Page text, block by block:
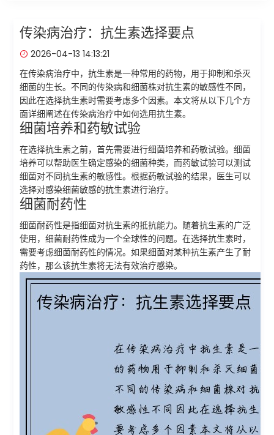
传染病治疗：抗生素选择要点
2026-04-13 14:13:21
在传染病治疗中，抗生素是一种常用的药物，用于抑制和杀灭
细菌的生长。不同的传染病和细菌株对抗生素的敏感性不同，
因此在选择抗生素时需要考虑多个因素。本文将从以下几个方
面详细阐述在传染病治疗中如何选用抗生素。
细菌培养和药敏试验
在选择抗生素之前，首先需要进行细菌培养和药敏试验。细菌
培养可以帮助医生确定感染的细菌种类，而药敏试验可以测试
细菌对不同抗生素的敏感性。根据药敏试验的结果，医生可以
选择对感染细菌敏感的抗生素进行治疗。
细菌耐药性
细菌耐药性是指细菌对抗生素的抵抗能力。随着抗生素的广泛
使用，细菌耐药性成为一个全球性的问题。在选择抗生素时，
需要考虑细菌耐药性的情况。如果细菌对某种抗生素产生了耐
药性，那么该抗生素将无法有效治疗感染。